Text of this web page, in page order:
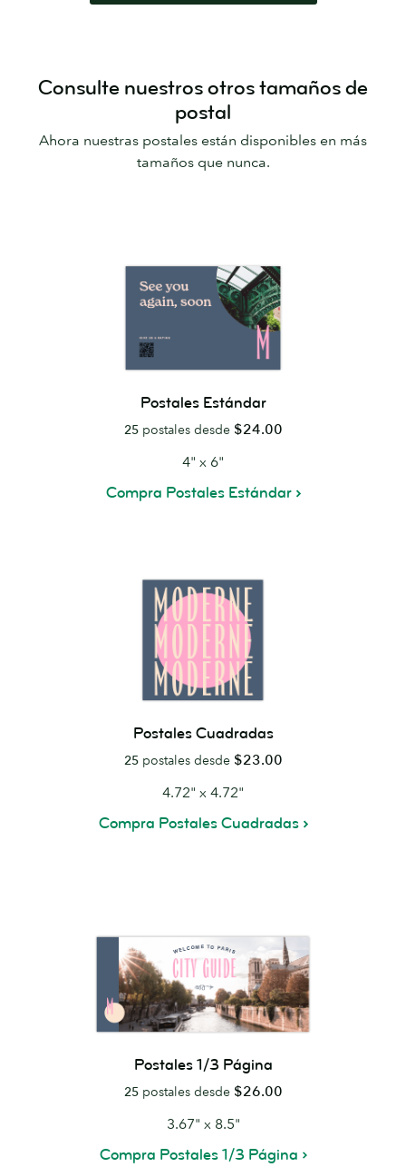
Consulte nuestros otros tamaños de
postal
Ahora nuestras postales están disponibles en más
tamaños que nunca.
Postales Estándar
25postales desde $24.00
4" x 6"
Compra Postales Estándar
Postales Cuadradas
25postales desde $23.00
4.72" x 4.72"
Compra Postales Cuadradas
Postales 1/3 Página
25postales desde $26.00
3.67" x 8.5"
Compra Postales 1/3 Página